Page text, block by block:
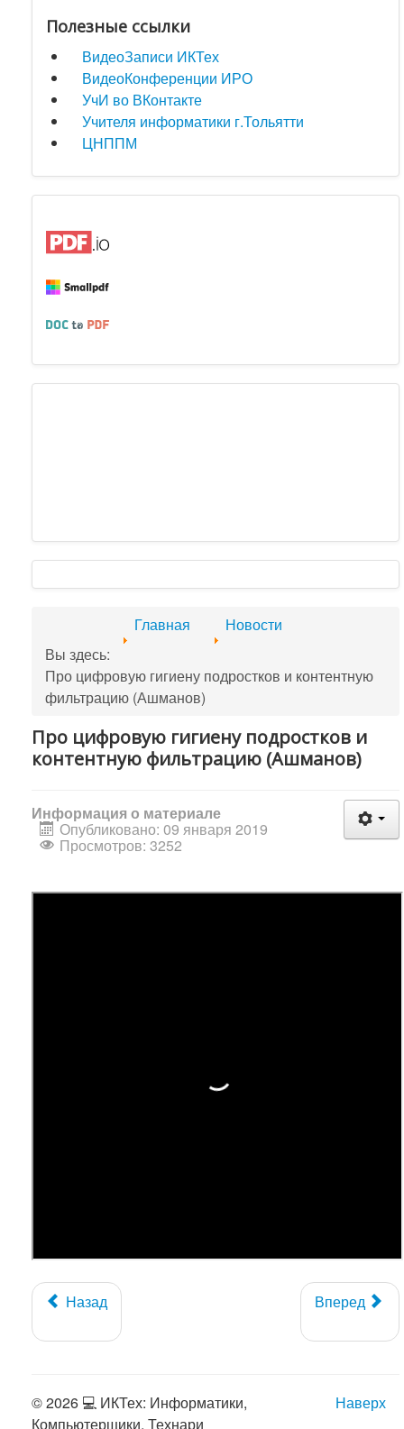
Полезные ссылки
ВидеоЗаписи ИКТех
ВидеоКонференции ИРО
УчИ во ВКонтакте
Учителя информатики г.Тольятти
ЦНППМ
Вы здесь:
Главная Новости
Про цифровую гигиену подростков и контентную
фильтрацию (Ашманов)
Про цифровую гигиену подростков и
контентную фильтрацию (Ашманов)
Информация о материале
Опубликовано: 09 января 2019
Просмотров: 3252
Назад Вперед
Наверх
© 2026 💻 ИКТех: Информатики,
Компьютерщики, Технари